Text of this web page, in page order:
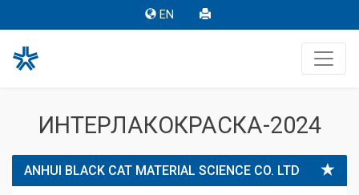
EN
ИНТЕРЛАКОКРАСКА-2024
ANHUI BLACK CAT MATERIAL SCIENCE CO. LTD